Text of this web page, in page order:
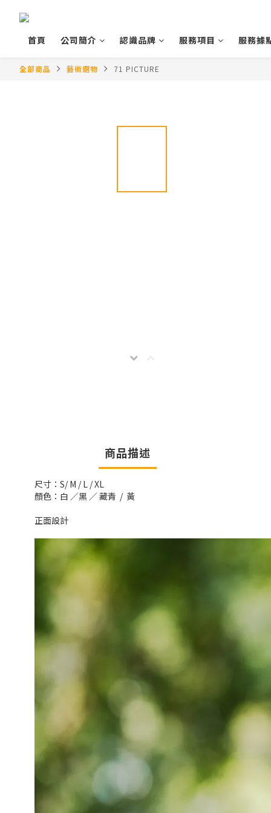
首頁 公司簡介 認識品牌 服務項目 服務據
全部商品 藝術選物 71 PICTURE
商品描述
尺寸：S/ M / L / XL
顏色：白 ／黑 ／ 藏青 / 黃
正面設計